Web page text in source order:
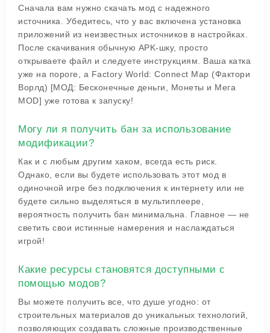
Сначала вам нужно скачать мод с надежного
источника. Убедитесь, что у вас включена установка
приложений из неизвестных источников в настройках.
После скачивания обычную APK-шку, просто
открываете файл и следуете инструкциям. Ваша катка
уже на пороге, а Factory World: Connect Map (Фактори
Ворлд) [МОД: Бесконечные деньги, Монеты и Мега
MOD] уже готова к запуску!
Могу ли я получить бан за использование
модификации?
Как и с любым другим хаком, всегда есть риск.
Однако, если вы будете использовать этот мод в
одиночной игре без подключения к интернету или не
будете сильно выделяться в мультиплеере,
вероятность получить бан минимальна. Главное — не
светить свои истинные намерения и наслаждаться
игрой!
Какие ресурсы становятся доступными с
помощью модов?
Вы можете получить все, что душе угодно: от
строительных материалов до уникальных технологий,
позволяющих создавать сложные производственные